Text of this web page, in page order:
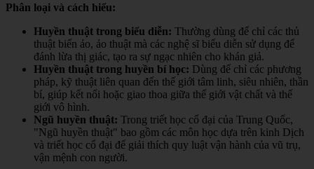
Phân loại và cách hiểu:
Huyền thuật trong biểu diễn: Thường dùng để chỉ các thủ
thuật biến ảo, ảo thuật mà các nghệ sĩ biểu diễn sử dụng để
đánh lừa thị giác, tạo ra sự ngạc nhiên cho khán giả.
Huyền thuật trong huyền bí học: Dùng để chỉ các phương
pháp, kỹ thuật liên quan đến thế giới tâm linh, siêu nhiên, thần
bí, giúp kết nối hoặc giao thoa giữa thế giới vật chất và thế
giới vô hình.
Ngũ huyền thuật: Trong triết học cổ đại của Trung Quốc,
"Ngũ huyền thuật" bao gồm các môn học dựa trên kinh Dịch
và triết học cổ đại để giải thích quy luật vận hành của vũ trụ,
vận mệnh con người.